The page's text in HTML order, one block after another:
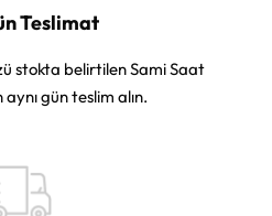
Teslimat
stokta belirtilen Sami Saat
gün teslim alın.